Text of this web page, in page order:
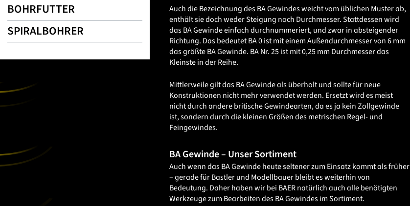
BOHRFUTTER
SPIRALBOHRER
Auch die Bezeichnung des BA Gewindes weicht vom üblichen Muster ab,
enthält sie doch weder Steigung noch Durchmesser. Stattdessen wird
das BA Gewinde einfach durchnummeriert, und zwar in absteigender
Richtung. Das bedeutet BA 0 ist mit einem Außendurchmesser von 6 mm
das größte BA Gewinde. BA Nr. 25 ist mit 0,25 mm Durchmesser das
Kleinste in der Reihe.
Mittlerweile gilt das BA Gewinde als überholt und sollte für neue
Konstruktionen nicht mehr verwendet werden. Ersetzt wird es meist
nicht durch andere britische Gewindearten, da es ja kein Zollgewinde
ist, sondern durch die kleinen Größen des metrischen Regel- und
Feingewindes.
BA Gewinde – Unser Sortiment
Auch wenn das BA Gewinde heute seltener zum Einsatz kommt als früher
– gerade für Bastler und Modellbauer bleibt es weiterhin von
Bedeutung. Daher haben wir bei BAER natürlich auch alle benötigten
Werkzeuge zum Bearbeiten des BA Gewindes im Sortiment.